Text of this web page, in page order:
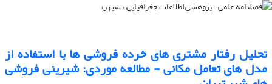
تحلیل رفتار مشتری های خرده فروشی ها با استفاده از
مدل های تعامل مکانی - مطالعه موردی: شیرینی فروشی